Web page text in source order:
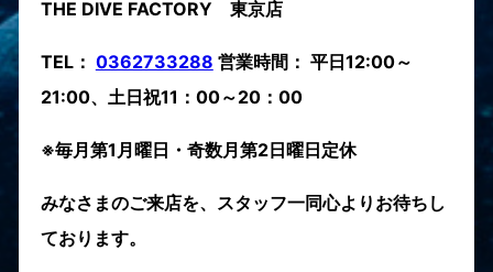
THE DIVE FACTORY 東京店
TEL： 0362733288 営業時間： 平日12:00～
21:00、土日祝11：00～20：00
※毎月第1月曜日・奇数月第2日曜日定休
みなさまのご来店を、スタッフ一同心よりお待ちし
ております。